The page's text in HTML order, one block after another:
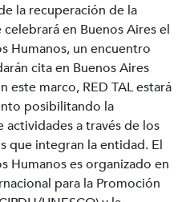
la recuperación de la
en Buenos Aires el
Humanos, un encuentro
cita en Buenos Aires
este marco, RED TAL estará
posibilitando la
actividades a través de los
que integran la entidad. El
Humanos es organizado en
para la Promoción